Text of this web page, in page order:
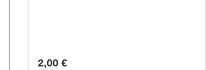
Regulärer Preis:
2,00 €